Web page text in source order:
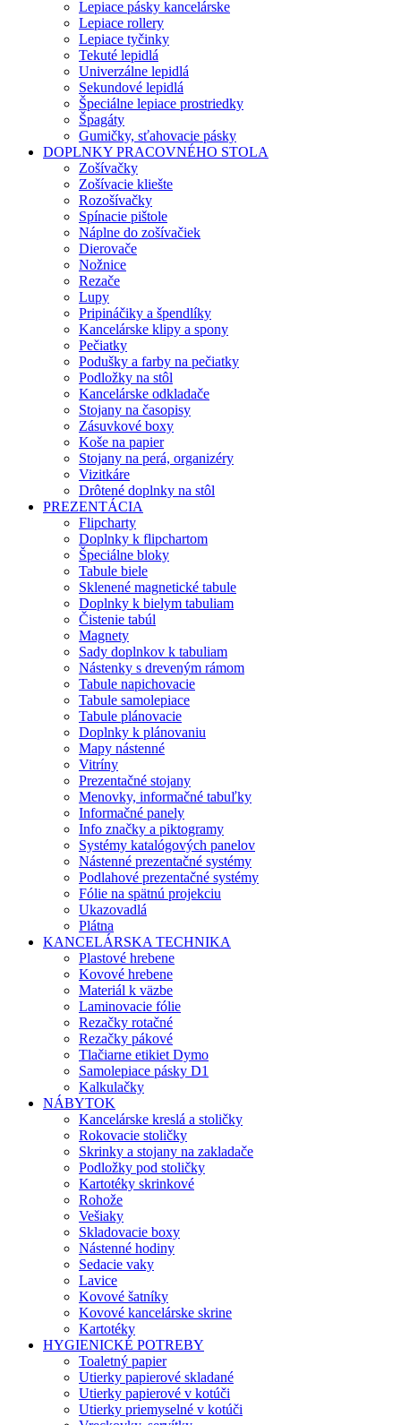
Lepiace pásky kancelárske
Lepiace rollery
Lepiace tyčinky
Tekuté lepidlá
Univerzálne lepidlá
Sekundové lepidlá
Špeciálne lepiace prostriedky
Špagáty
Gumičky, sťahovacie pásky
DOPLNKY PRACOVNÉHO STOLA
Zošívačky
Zošívacie kliešte
Rozošívačky
Spínacie pištole
Náplne do zošívačiek
Dierovače
Nožnice
Rezače
Lupy
Pripináčiky a špendlíky
Kancelárske klipy a spony
Pečiatky
Podušky a farby na pečiatky
Podložky na stôl
Kancelárske odkladače
Stojany na časopisy
Zásuvkové boxy
Koše na papier
Stojany na perá, organizéry
Vizitkáre
Drôtené doplnky na stôl
PREZENTÁCIA
Flipcharty
Doplnky k flipchartom
Špeciálne bloky
Tabule biele
Sklenené magnetické tabule
Doplnky k bielym tabuliam
Čistenie tabúl
Magnety
Sady doplnkov k tabuliam
Nástenky s dreveným rámom
Tabule napichovacie
Tabule samolepiace
Tabule plánovacie
Doplnky k plánovaniu
Mapy nástenné
Vitríny
Prezentačné stojany
Menovky, informačné tabuľky
Informačné panely
Info značky a piktogramy
Systémy katalógových panelov
Nástenné prezentačné systémy
Podlahové prezentačné systémy
Fólie na spätnú projekciu
Ukazovadlá
Plátna
KANCELÁRSKA TECHNIKA
Plastové hrebene
Kovové hrebene
Materiál k väzbe
Laminovacie fólie
Rezačky rotačné
Rezačky pákové
Tlačiarne etikiet Dymo
Samolepiace pásky D1
Kalkulačky
NÁBYTOK
Kancelárske kreslá a stoličky
Rokovacie stoličky
Skrinky a stojany na zakladače
Podložky pod stoličky
Kartotéky skrinkové
Rohože
Vešiaky
Skladovacie boxy
Nástenné hodiny
Sedacie vaky
Lavice
Kovové šatníky
Kovové kancelárske skrine
Kartotéky
HYGIENICKÉ POTREBY
Toaletný papier
Utierky papierové skladané
Utierky papierové v kotúči
Utierky priemyselné v kotúči